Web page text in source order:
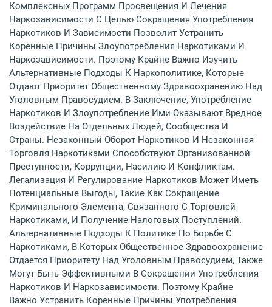
Комплексных Программ Просвещения И Лечения
Наркозависимости С Целью Сокращения Употребления
Наркотиков И Зависимости Позволит Устранить
Коренные Причины Злоупотребления Наркотиками И
Наркозависимости. Поэтому Крайне Важно Изучить
Альтернативные Подходы К Наркополитике, Которые
Отдают Приоритет Общественному Здравоохранению Над
Уголовным Правосудием. В Заключение, Употребление
Наркотиков И Злоупотребление Ими Оказывают Вредное
Воздействие На Отдельных Людей, Сообщества И
Страны. Незаконный Оборот Наркотиков И Незаконная
Торговля Наркотиками Способствуют Организованной
Преступности, Коррупции, Насилию И Конфликтам.
Легализация И Регулирование Наркотиков Может Иметь
Потенциальные Выгоды, Такие Как Сокращение
Криминального Элемента, Связанного С Торговлей
Наркотиками, И Получение Налоговых Поступлений.
Альтернативные Подходы К Политике По Борьбе С
Наркотиками, В Которых Общественное Здравоохранение
Отдается Приоритету Над Уголовным Правосудием, Также
Могут Быть Эффективными В Сокращении Употребления
Наркотиков И Наркозависимости. Поэтому Крайне
Важно Устранить Коренные Причины Употребления